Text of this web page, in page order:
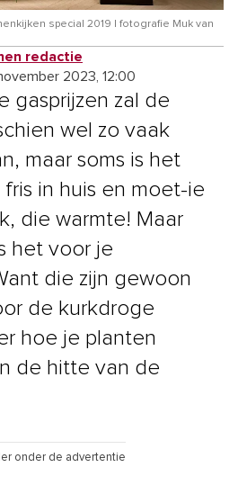
special 2019 | fotografie Muk van
redactie
2023, 12:00
gasprijzen zal de
wel zo vaak
maar soms is het
in huis en moet-ie
die warmte! Maar
het voor je
die zijn gewoon
de kurkdroge
hoe je planten
de hitte van de
onder de advertentie